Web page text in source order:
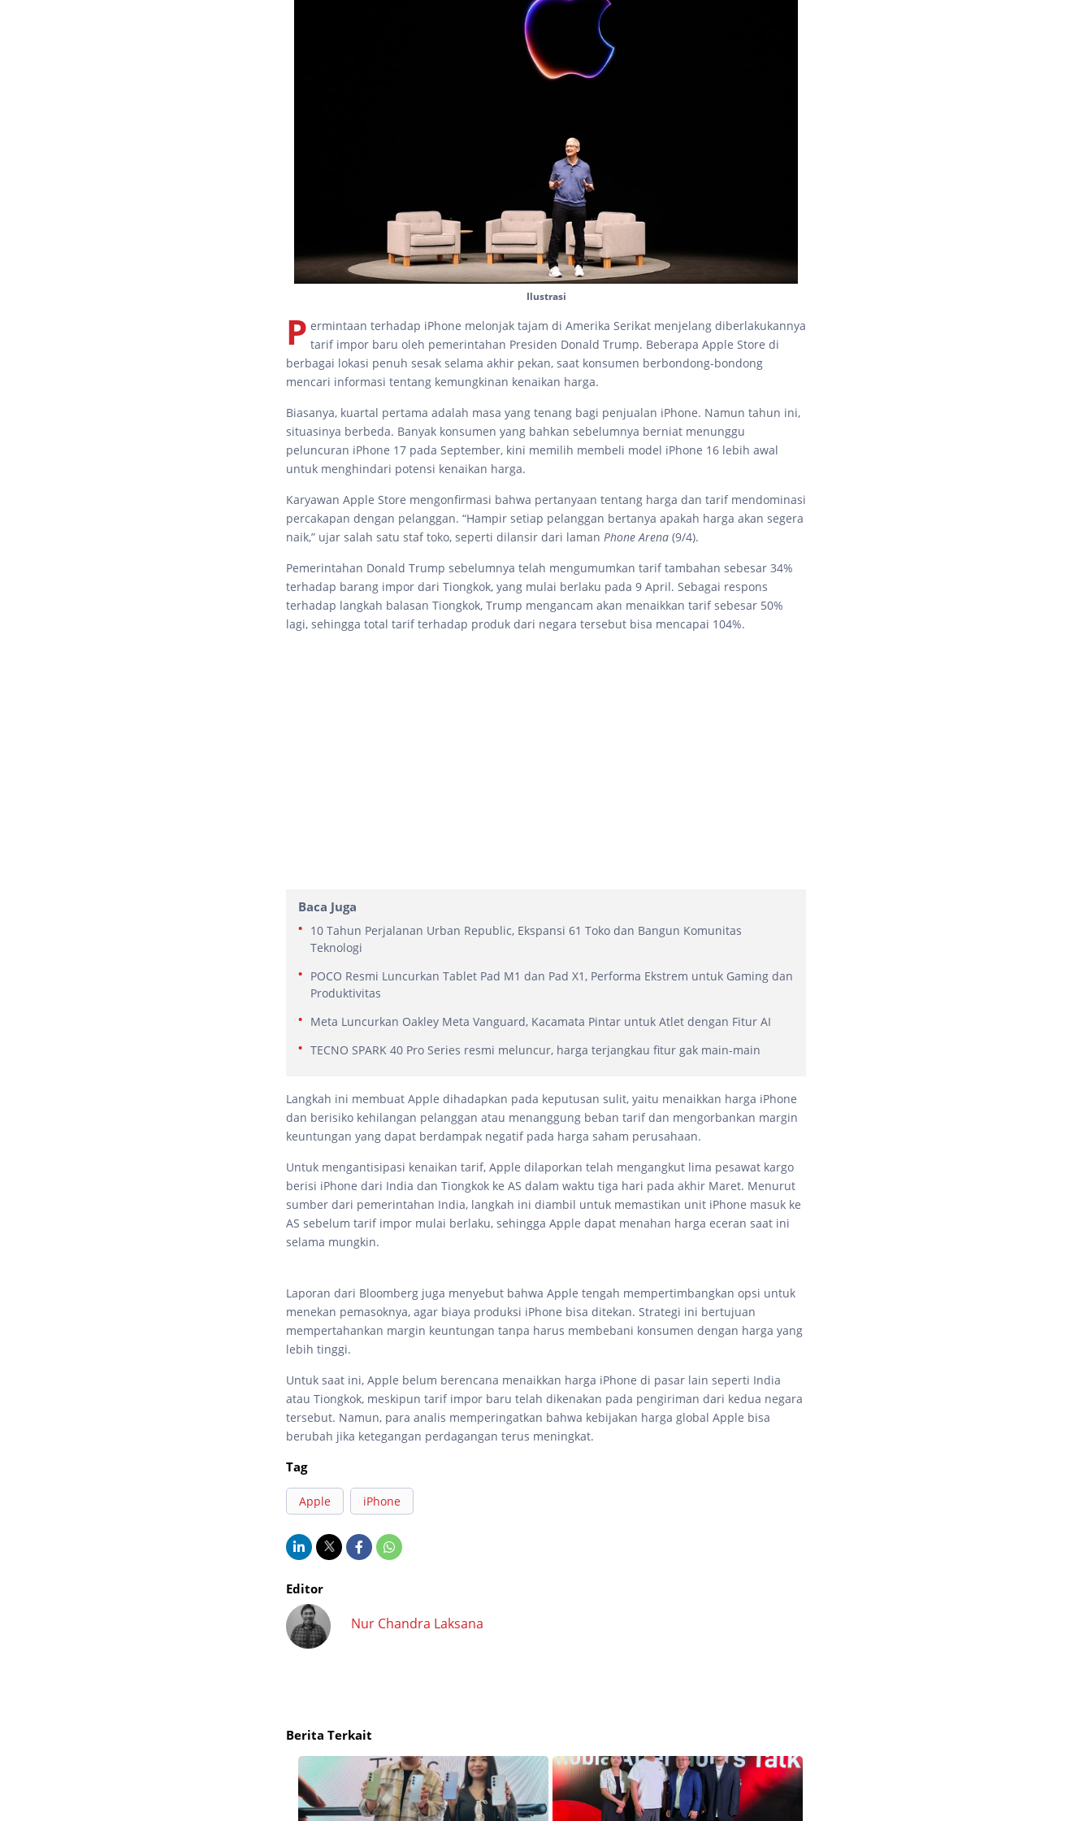
Ilustrasi
P ermintaan terhadap iPhone melonjak tajam di Amerika Serikat menjelang diberlakukannya
tarif impor baru oleh pemerintahan Presiden Donald Trump. Beberapa Apple Store di
berbagai lokasi penuh sesak selama akhir pekan, saat konsumen berbondong-bondong
mencari informasi tentang kemungkinan kenaikan harga.
Biasanya, kuartal pertama adalah masa yang tenang bagi penjualan iPhone. Namun tahun ini,
situasinya berbeda. Banyak konsumen yang bahkan sebelumnya berniat menunggu
peluncuran iPhone 17 pada September, kini memilih membeli model iPhone 16 lebih awal
untuk menghindari potensi kenaikan harga.
Karyawan Apple Store mengonfirmasi bahwa pertanyaan tentang harga dan tarif mendominasi
percakapan dengan pelanggan. “Hampir setiap pelanggan bertanya apakah harga akan segera
naik,” ujar salah satu staf toko, seperti dilansir dari laman Phone Arena (9/4).
Pemerintahan Donald Trump sebelumnya telah mengumumkan tarif tambahan sebesar 34%
terhadap barang impor dari Tiongkok, yang mulai berlaku pada 9 April. Sebagai respons
terhadap langkah balasan Tiongkok, Trump mengancam akan menaikkan tarif sebesar 50%
lagi, sehingga total tarif terhadap produk dari negara tersebut bisa mencapai 104%.
Baca Juga
10 Tahun Perjalanan Urban Republic, Ekspansi 61 Toko dan Bangun Komunitas
Teknologi
POCO Resmi Luncurkan Tablet Pad M1 dan Pad X1, Performa Ekstrem untuk Gaming dan
Produktivitas
Meta Luncurkan Oakley Meta Vanguard, Kacamata Pintar untuk Atlet dengan Fitur AI
TECNO SPARK 40 Pro Series resmi meluncur, harga terjangkau fitur gak main-main
Langkah ini membuat Apple dihadapkan pada keputusan sulit, yaitu menaikkan harga iPhone
dan berisiko kehilangan pelanggan atau menanggung beban tarif dan mengorbankan margin
keuntungan yang dapat berdampak negatif pada harga saham perusahaan.
Untuk mengantisipasi kenaikan tarif, Apple dilaporkan telah mengangkut lima pesawat kargo
berisi iPhone dari India dan Tiongkok ke AS dalam waktu tiga hari pada akhir Maret. Menurut
sumber dari pemerintahan India, langkah ini diambil untuk memastikan unit iPhone masuk ke
AS sebelum tarif impor mulai berlaku, sehingga Apple dapat menahan harga eceran saat ini
selama mungkin.
Laporan dari Bloomberg juga menyebut bahwa Apple tengah mempertimbangkan opsi untuk
menekan pemasoknya, agar biaya produksi iPhone bisa ditekan. Strategi ini bertujuan
mempertahankan margin keuntungan tanpa harus membebani konsumen dengan harga yang
lebih tinggi.
Untuk saat ini, Apple belum berencana menaikkan harga iPhone di pasar lain seperti India
atau Tiongkok, meskipun tarif impor baru telah dikenakan pada pengiriman dari kedua negara
tersebut. Namun, para analis memperingatkan bahwa kebijakan harga global Apple bisa
berubah jika ketegangan perdagangan terus meningkat.
Tag
Apple iPhone
Editor
Nur Chandra Laksana
Berita Terkait